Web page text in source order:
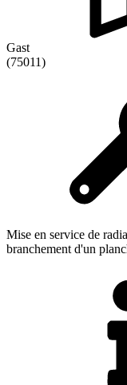
Gast
(75011)
Mise en service de
branchement d'un